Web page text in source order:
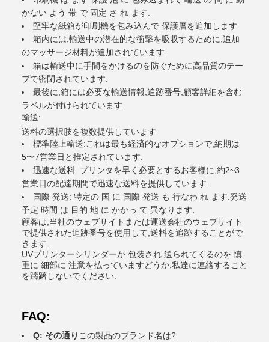
かない よう 帯 で 固定 さ れ ます.
堅牢な紙箱が印刷機を包み込んで 保護層を追加します
箱内には,輸送中の潜在的な衝撃を吸収するために,追加
のマッサージ材料が追加されています.
箱は輸送中に手間をかけるのを防ぐために高品質のテー
プで密閉されています.
最後に,箱には必要な輸送情報,追跡番号,顧客詳細を含む
ラベルが付けられています.
輸送:
送料の選択肢を複数提供しています
標準陸上輸送:これは最も経済的なオプションで,納期は
5〜7営業日と推定されています.
迅速な送料: プリンタを早く必要とするお客様に,約2~3
営業日の配達期間で迅速な送料を提供しています.
国際 発送: 特定の 国 に 国際 発送 も 行なわ れ ます.発送
予定 時間 は 目的 地 に かかっ て 異なります.
顧客は,当社のウェブサイトまたは運送会社のウェブサイト
で提供された追跡番号を使用して,送料を追跡することがで
きます.
UVプリンターシリンダーが 包装され 送られてくるのを 慎
重に 細部に 注意を払っていますどうか,私達に連絡すること
を躊躇しないでください.
FAQ:
Q: その通り この製品のブランド名は?